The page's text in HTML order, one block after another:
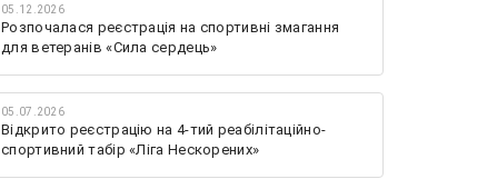
05.12.2026
Розпочалася реєстрація на спортивні змагання
для ветеранів «Сила сердець»
05.07.2026
Відкрито реєстрацію на 4-тий реабілітаційно-
спортивний табір «Ліга Нескорених»